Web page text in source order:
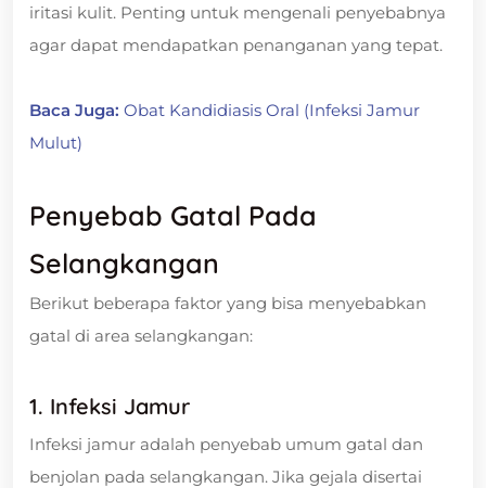
iritasi kulit. Penting untuk mengenali penyebabnya
agar dapat mendapatkan penanganan yang tepat.
Baca Juga: Obat Kandidiasis Oral (Infeksi Jamur
Mulut)
Penyebab Gatal Pada
Selangkangan
Berikut beberapa faktor yang bisa menyebabkan
gatal di area selangkangan:
1. Infeksi Jamur
Infeksi jamur adalah penyebab umum gatal dan
benjolan pada selangkangan. Jika gejala disertai